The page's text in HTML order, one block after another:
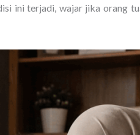
ini terjadi, wajar jika orang